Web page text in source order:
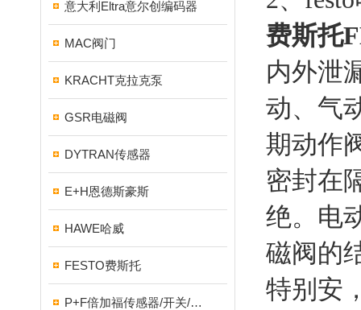
意大利Eltra意尔创编码器
MAC阀门
KRACHT克拉克泵
GSR电磁阀
DYTRAN传感器
E+H恩德斯豪斯
HAWE哈威
FESTO费斯托
P+F倍加福传感器/开关/编码器
费斯托
内外泄
动、气
期动作
密封在
绝。电
磁阀的
特别安